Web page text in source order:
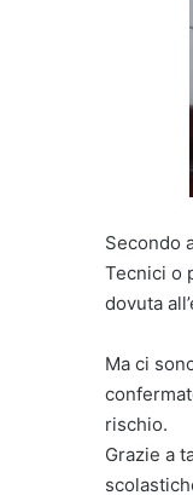
Secondo
Tecnici o
dovuta
Ma ci
rischio.
Grazie a